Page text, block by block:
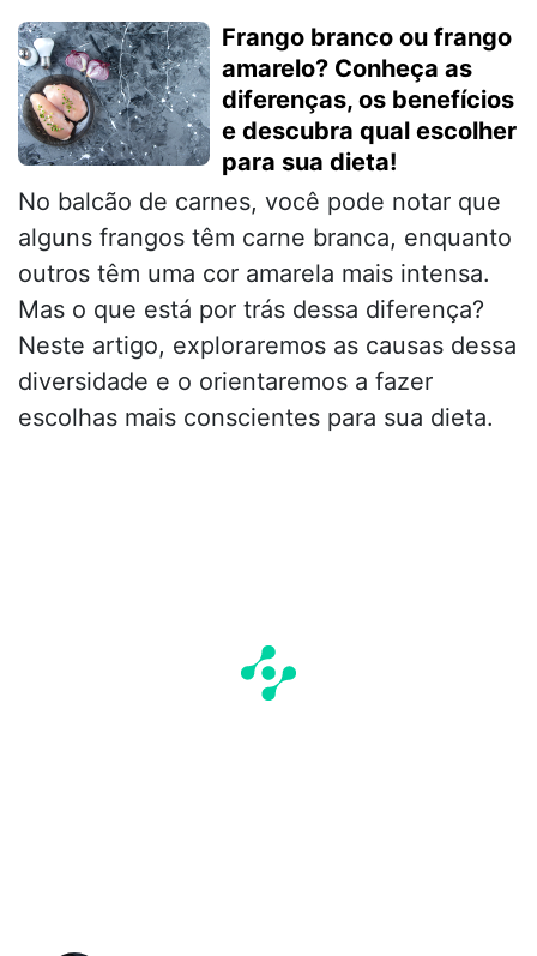
Frango branco ou frango
amarelo? Conheça as
diferenças, os benefícios
e descubra qual escolher
para sua dieta!
No balcão de carnes, você pode notar que
alguns frangos têm carne branca, enquanto
outros têm uma cor amarela mais intensa.
Mas o que está por trás dessa diferença?
Neste artigo, exploraremos as causas dessa
diversidade e o orientaremos a fazer
escolhas mais conscientes para sua dieta.